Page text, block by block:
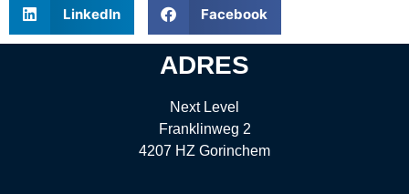
LinkedIn Facebook
ADRES
Next Level
Franklinweg 2
4207 HZ Gorinchem